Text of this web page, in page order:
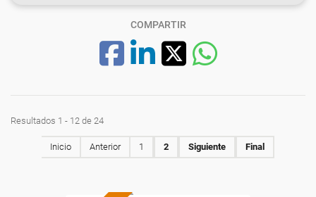
COMPARTIR
Resultados 1 - 12 de 24
Inicio Anterior 1 2 Siguiente Final